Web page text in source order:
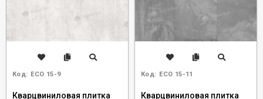
Код: ECO 15-9
Кварцвиниловая плитка
Код: ECO 15-11
Кварцвиниловая плитка